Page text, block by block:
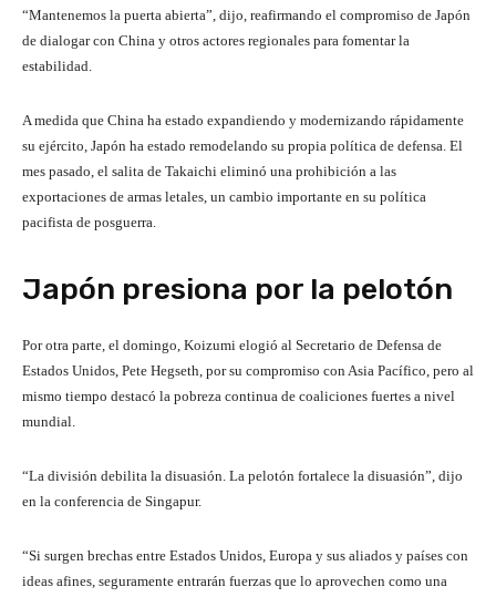
“Mantenemos la puerta abierta”, dijo, reafirmando el compromiso de Japón
de dialogar con China y otros actores regionales para fomentar la
estabilidad.
A medida que China ha estado expandiendo y modernizando rápidamente
su ejército, Japón ha estado remodelando su propia política de defensa. El
mes pasado, el salita de Takaichi eliminó una prohibición a las
exportaciones de armas letales, un cambio importante en su política
pacifista de posguerra.
Japón presiona por la pelotón
Por otra parte, el domingo, Koizumi elogió al Secretario de Defensa de
Estados Unidos, Pete Hegseth, por su compromiso con Asia Pacífico, pero al
mismo tiempo destacó la pobreza continua de coaliciones fuertes a nivel
mundial.
“La división debilita la disuasión. La pelotón fortalece la disuasión”, dijo
en la conferencia de Singapur.
“Si surgen brechas entre Estados Unidos, Europa y sus aliados y países con
ideas afines, seguramente entrarán fuerzas que lo aprovechen como una